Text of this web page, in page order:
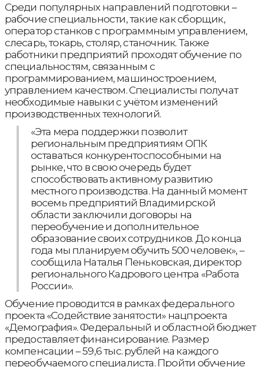
Среди популярных направлений подготовки –
рабочие специальности, такие как сборщик,
оператор станков с программным управлением,
слесарь, токарь, столяр, станочник. Также
работники предприятий проходят обучение по
специальностям, связанным с
программированием, машиностроением,
управлением качеством. Специалисты получат
необходимые навыки с учётом изменений
производственных технологий.
«Эта мера поддержки позволит
региональным предприятиям ОПК
оставаться конкурентоспособными на
рынке, что в свою очередь будет
способствовать активному развитию
местного производства. На данный момент
восемь предприятий Владимирской
области заключили договоры на
переобучение и дополнительное
образование своих сотрудников. До конца
года мы планируем обучить 500 человек», –
сообщила Наталья Пеньковская, директор
регионального Кадрового центра «Работа
России».
Обучение проводится в рамках федерального
проекта «Содействие занятости» нацпроекта
«Демография». Федеральный и областной бюджет
предоставляет финансирование. Размер
компенсации – 59,6 тыс. рублей на каждого
переобучаемого специалиста. Пройти обучение